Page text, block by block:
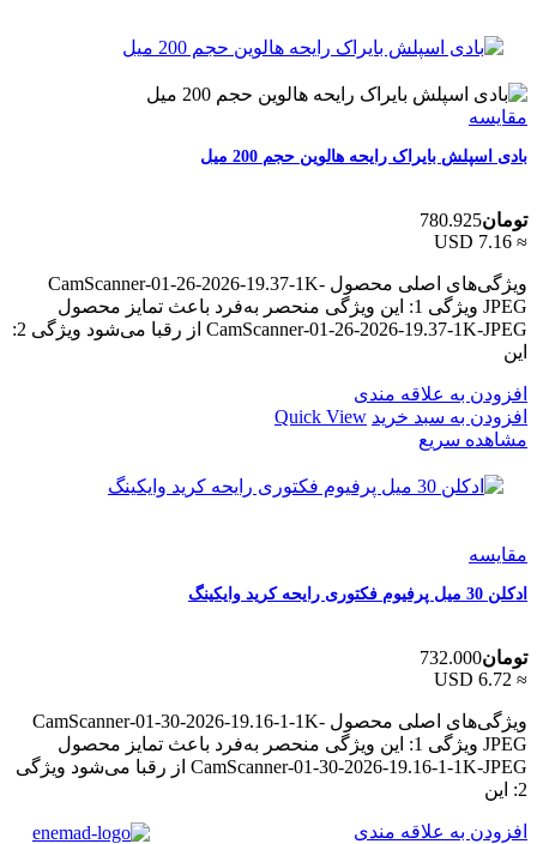
مقایسه
بادی اسپلش بایراک رایحه هالوین حجم 200 میل
تومان780.925
≈ 7.16 USD
ویژگی‌های اصلی محصول CamScanner-01-26-2026-19.37-1K-
JPEG ویژگی 1: این ویژگی منحصر به‌فرد باعث تمایز محصول
CamScanner-01-26-2026-19.37-1K-JPEG از رقبا می‌شود ویژگی 2:
این
افزودن به علاقه مندی
افزودن به سبد خرید Quick View
مشاهده سریع
مقایسه
ادکلن 30 میل پرفیوم فکتوری رایحه کرید وایکینگ
تومان732.000
≈ 6.72 USD
ویژگی‌های اصلی محصول CamScanner-01-30-2026-19.16-1-1K-
JPEG ویژگی 1: این ویژگی منحصر به‌فرد باعث تمایز محصول
CamScanner-01-30-2026-19.16-1-1K-JPEG از رقبا می‌شود ویژگی
2: این
افزودن به علاقه مندی